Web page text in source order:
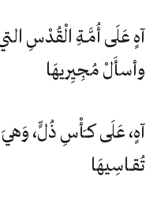
آهٍ عَلَى أُمَّـةِ الْقُدْسِ
وأسأَلْ مُجِيِريهَا
آهٍ، عَلَى كـَأْسِ ذُلٍّ،
تُقـاسِيهَا